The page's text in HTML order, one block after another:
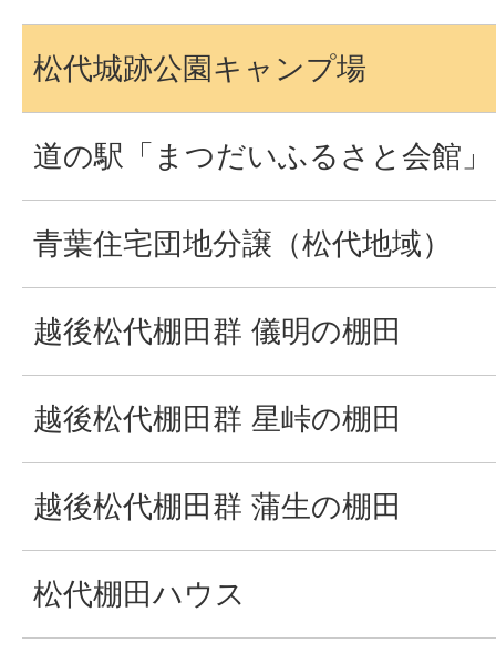
松代城跡公園キャンプ場
道の駅「まつだいふるさと会館」
青葉住宅団地分譲（松代地域）
越後松代棚田群 儀明の棚田
越後松代棚田群 星峠の棚田
越後松代棚田群 蒲生の棚田
松代棚田ハウス